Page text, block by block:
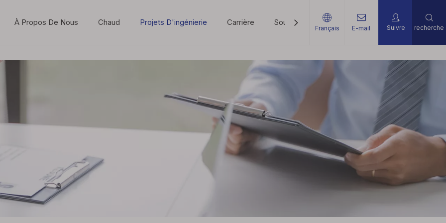
À Propos De Nous Chaud Projets D'ingénierie Carrière Soutien Nouvelles Contactez-Nous
Français E-mail Suivre recherche